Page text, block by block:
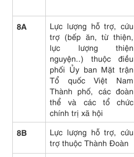
8A
Lực lượng hỗ trợ, cứu
trợ (bếp ăn, từ thiện,
lực lượng thiện
nguyện..) thuộc điều
phối Ủy ban Mặt trận
Tổ quốc Việt Nam
Thành phố, các đoàn
thể và các tổ chức
chính trị xã hội
8B
Lực lượng hỗ trợ, cứu
trợ thuộc Thành Đoàn